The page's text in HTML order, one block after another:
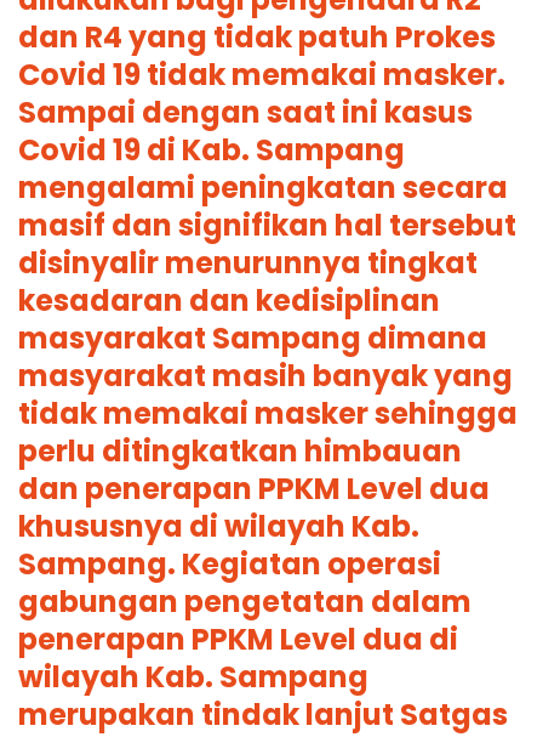
dan R4 yang tidak patuh Prokes
Covid 19 tidak memakai masker.
Sampai dengan saat ini kasus
Covid 19 di Kab. Sampang
mengalami peningkatan secara
masif dan signifikan hal tersebut
disinyalir menurunnya tingkat
kesadaran dan kedisiplinan
masyarakat Sampang dimana
masyarakat masih banyak yang
tidak memakai masker sehingga
perlu ditingkatkan himbauan
dan penerapan PPKM Level dua
khususnya di wilayah Kab.
Sampang. Kegiatan operasi
gabungan pengetatan dalam
penerapan PPKM Level dua di
wilayah Kab. Sampang
merupakan tindak lanjut Satgas